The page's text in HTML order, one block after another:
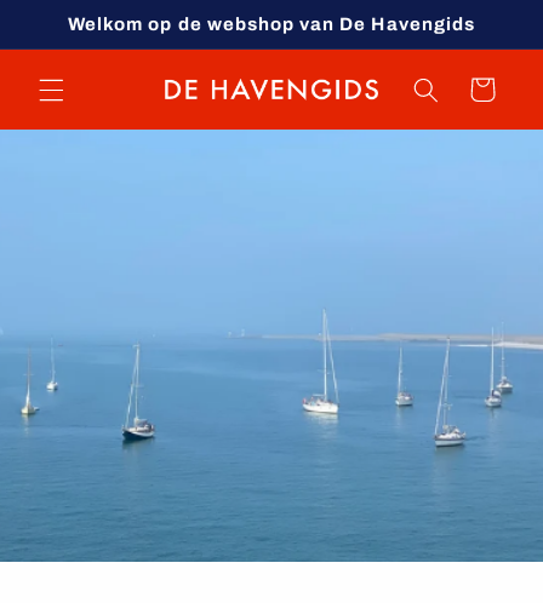
naar de
content
Welkom op de webshop van De Havengids
Winkelwagen